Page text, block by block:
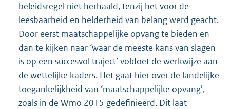
beleidsregel niet herhaald, tenzij het voor de
leesbaarheid en helderheid van belang werd geacht.
Door eerst maatschappelijke opvang te bieden en
dan te kijken naar ‘waar de meeste kans van slagen
is op een succesvol traject’ voldoet de werkwijze aan
de wettelijke kaders. Het gaat hier over de landelijke
toegankelijkheid van ‘maatschappelijke opvang’,
zoals in de Wmo 2015 gedefinieerd. Dit laat